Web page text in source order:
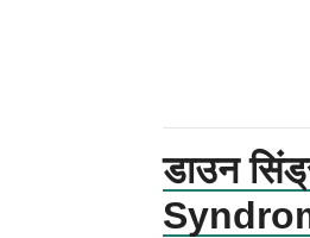
डाउन